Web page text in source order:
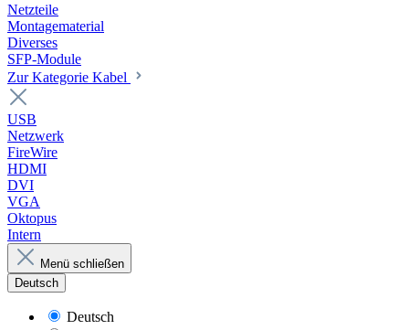
Netzteile
Montagematerial
Diverses
SFP-Module
Zur Kategorie Kabel
USB
Netzwerk
FireWire
HDMI
DVI
VGA
Oktopus
Intern
Menü schließen
Deutsch
Deutsch